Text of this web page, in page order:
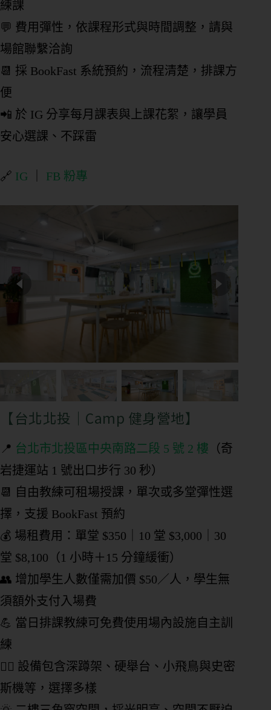
練課
💬 費用彈性，依課程形式與時間調整，請與
場館聯繫洽詢
📆 採 BookFast 系統預約，流程清楚，排課方
便
📲 於 IG 分享每月課表與上課花絮，讓學員
安心選課、不踩雷
🔗 IG FB 粉專
【台北北投｜Camp 健身營地】
📍 台北市北投區中央南路二段 5 號 2 樓 （奇
岩捷運站 1 號出口步行 30 秒）
📆 自由教練可租場授課，單次或多堂彈性選
擇，支援 BookFast 預約
💰 場租費用：單堂 $350｜10 堂 $3,000｜30
堂 $8,100（1 小時＋15 分鐘緩衝）
👥 增加學生人數僅需加價 $50／人，學生無
須額外支付入場費
💪 當日排課教練可免費使用場內設施自主訓
練
🏋️‍♀️ 設備包含深蹲架、硬舉台、小飛鳥與史密
斯機等，選擇多樣